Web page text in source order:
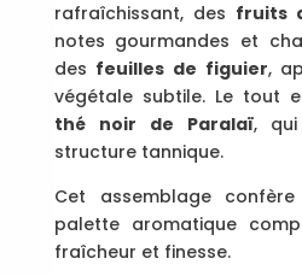
rafraîchissant, des fruits
notes gourmandes et
des feuilles de figuier,
végétale subtile. Le tout
thé noir de Paralaï,
structure tannique.
Cet assemblage
palette aromatique
fraîcheur et finesse.